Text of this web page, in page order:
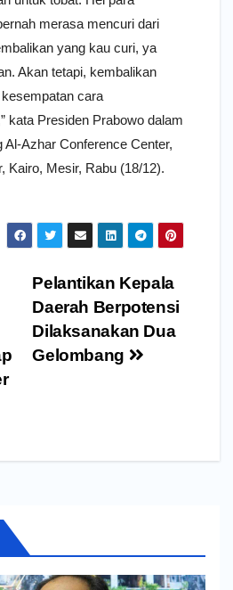
merasa mencuri dari
yang kau curi, ya
Akan tetapi, kembalikan
cara
kata Presiden Prabowo dalam
Al-Azhar Conference Center,
Kairo, Mesir, Rabu (18/12).
Pelantikan Kepala
Daerah Berpotensi
Dilaksanakan Dua
Gelombang